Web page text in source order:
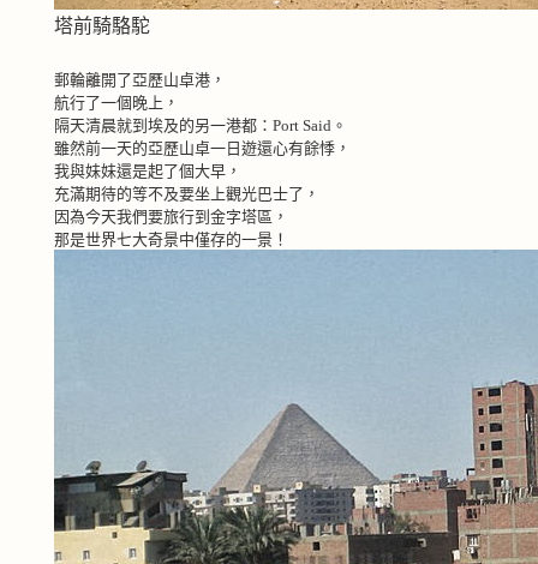
塔前騎駱駝
郵輪離開了亞歷山卓港，
航行了一個晚上，
隔天清晨就到埃及的另一港都： Port Said 。
雖然前一天的亞歷山卓一日遊還心有餘悸，
我與妹妹還是起了個大早，
充滿期待的等不及要坐上觀光巴士了，
因為今天我們要旅行到金字塔區，
那是世界七大奇景中僅存的一景！